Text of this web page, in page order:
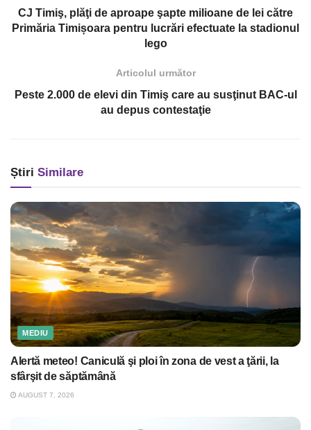
CJ Timiş, plăţi de aproape şapte milioane de lei către
Primăria Timișoara pentru lucrări efectuate la stadionul
lego
Articolul următor
Peste 2.000 de elevi din Timiş care au susţinut BAC-ul
au depus contestaţie
Știri Similare
MEDIU
Alertă meteo! Caniculă şi ploi în zona de vest a ţării, la
sfârşit de săptămână
AUGUST 7, 2026